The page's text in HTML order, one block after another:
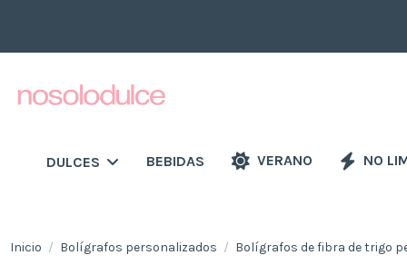
DULCES BEBIDAS VERANO NO
Inicio Bolígrafos personalizados Bolígrafos de fibra de trigo